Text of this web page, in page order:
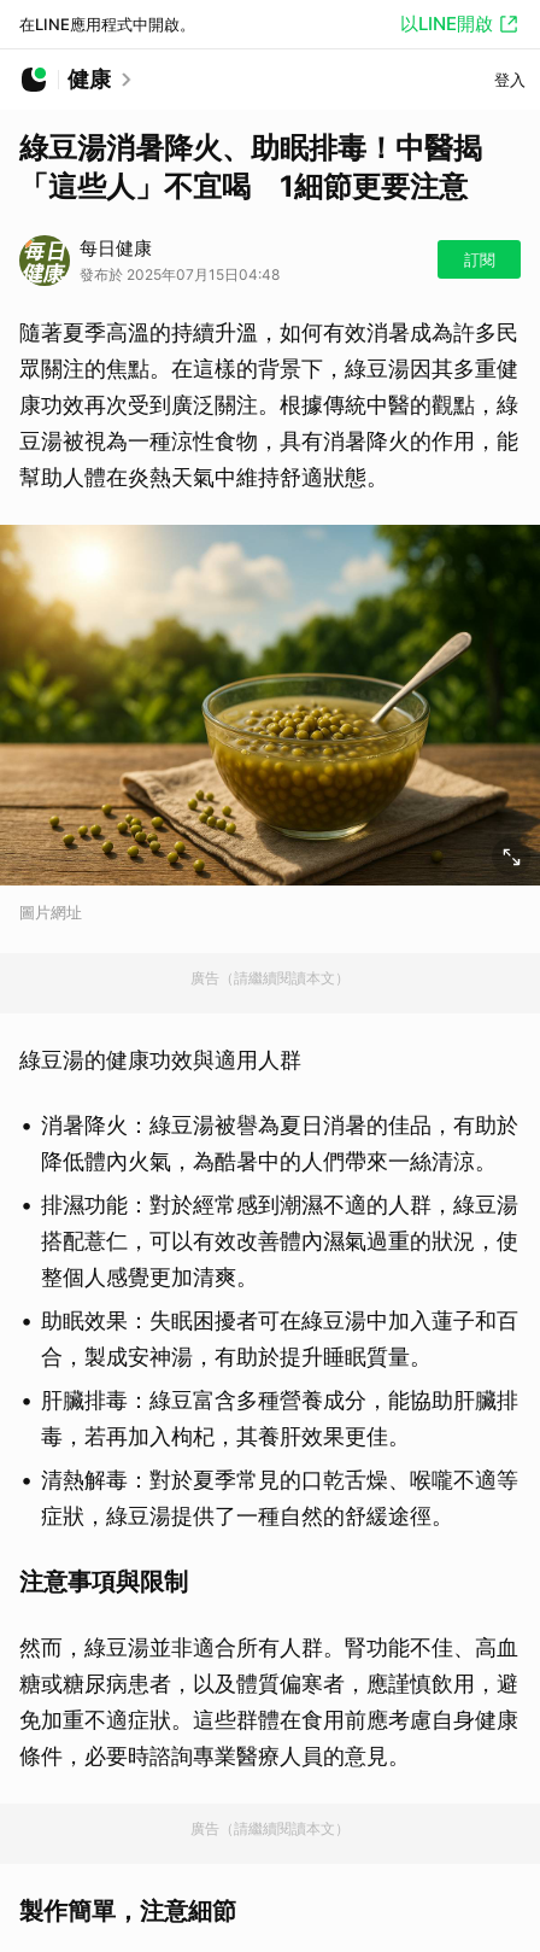
在LINE應用程式中開啟。 以LINE開啟
健康 登入
綠豆湯消暑降火、助眠排毒！中醫揭
「這些人」不宜喝 1細節更要注意
每日健康
發布於 2025年07月15日04:48
訂閱
隨著夏季高溫的持續升溫，如何有效消暑成為許多民
眾關注的焦點。在這樣的背景下，綠豆湯因其多重健
康功效再次受到廣泛關注。根據傳統中醫的觀點，綠
豆湯被視為一種涼性食物，具有消暑降火的作用，能
幫助人體在炎熱天氣中維持舒適狀態。
圖片網址
廣告（請繼續閱讀本文）
綠豆湯的健康功效與適用人群
消暑降火：綠豆湯被譽為夏日消暑的佳品，有助於
降低體內火氣，為酷暑中的人們帶來一絲清涼。
排濕功能：對於經常感到潮濕不適的人群，綠豆湯
搭配薏仁，可以有效改善體內濕氣過重的狀況，使
整個人感覺更加清爽。
助眠效果：失眠困擾者可在綠豆湯中加入蓮子和百
合，製成安神湯，有助於提升睡眠質量。
肝臟排毒：綠豆富含多種營養成分，能協助肝臟排
毒，若再加入枸杞，其養肝效果更佳。
清熱解毒：對於夏季常見的口乾舌燥、喉嚨不適等
症狀，綠豆湯提供了一種自然的舒緩途徑。
注意事項與限制
然而，綠豆湯並非適合所有人群。腎功能不佳、高血
糖或糖尿病患者，以及體質偏寒者，應謹慎飲用，避
免加重不適症狀。這些群體在食用前應考慮自身健康
條件，必要時諮詢專業醫療人員的意見。
廣告（請繼續閱讀本文）
製作簡單，注意細節